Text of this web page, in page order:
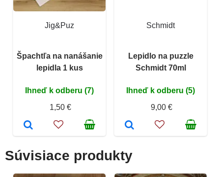
Jig&Puz
Špachtľa na nanášanie
lepidla 1 kus
Ihneď k odberu (7)
1,50 €
Schmidt
Lepidlo na puzzle
Schmidt 70ml
Ihneď k odberu (5)
9,00 €
Súvisiace produkty